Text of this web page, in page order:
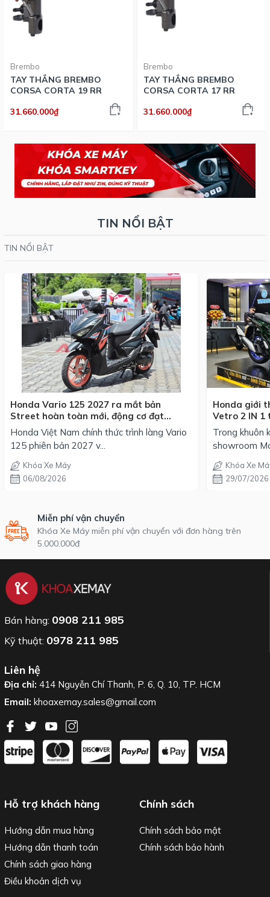
Brembo
TAY THẮNG BREMBO
CORSA CORTA 19 RR
31.660.000₫
Brembo
TAY THẮNG BREMBO
CORSA CORTA 17 RR
31.660.000₫
TIN NỔI BẬT
TIN NỔI BẬT
Honda Vario 125 2027 ra mắt bản
Street hoàn toàn mới, động cơ đạt
chuẩn EURO 4, giá từ 42,69 triệu đồng
Honda Việt Nam chính thức trình làng Vario
125 phiên bản 2027 v...
Khóa Xe Máy
06/08/2026
Honda giới
Vetro 2 IN 1
mỗi phối
Trong khuôn
showroom
Khóa Xe
29/07/2026
Miễn phí vận chuyển
Khóa Xe Máy miễn phí vận chuyển với đơn hàng trên
5.000.000đ
Bán hàng: 0908 211 985
Kỹ thuật: 0978 211 985
Liên hệ
Địa chỉ: 414 Nguyễn Chí Thanh, P. 6, Q. 10, TP. HCM
Email: khoaxemay.sales@gmail.com
Hỗ trợ khách hàng
Hướng dẫn mua hàng
Hướng dẫn thanh toán
Chính sách giao hàng
Điều khoản dịch vụ
Chính sách
Chính sách bảo mật
Chính sách bảo hành